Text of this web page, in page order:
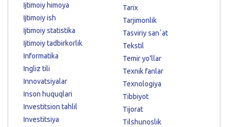
Ijtimoiy himoya
Ijtimoiy ish
Ijtimoiy statistika
Ijtimoiy tadbirkorlik
Informatika
Ingliz tili
Innovatsiyalar
Inson huquqlari
Investitsion tahlil
Investitsiya
Tarix
Tarjimonlik
Tasviriy sanʼat
Tekstil
Temir yo'llar
Texnik fanlar
Texnologiya
Tibbiyot
Tijorat
Tilshunoslik